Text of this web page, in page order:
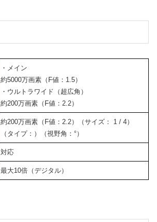
・メイン
約5000万画素（F値：1.5）
・ウルトラワイド（超広角）
約200万画素（F値：2.2）
約200万画素（F値：2.2）（サイズ： 1 / 4）
（タイプ：）（視野角：°）
対応
最大10倍（デジタル）